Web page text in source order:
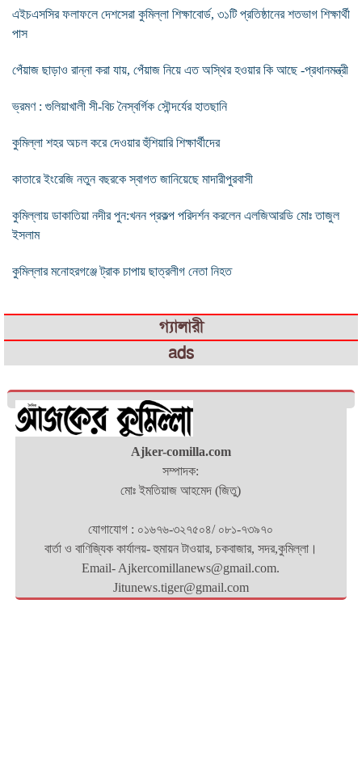
এইচএসসির ফলাফলে দেশসেরা কুমিল্লা শিক্ষাবোর্ড, ৩১টি প্রতিষ্ঠানের শতভাগ শিক্ষার্থী
পাস
পেঁয়াজ ছাড়াও রান্না করা যায়, পেঁয়াজ নিয়ে এত অস্থির হওয়ার কি আছে -প্রধানমন্ত্রী
ভ্রমণ : গুলিয়াখালী সী-বিচ নৈস্বর্গিক সৌন্দর্যের হাতছানি
কুমিল্লা শহর অচল করে দেওয়ার হুঁশিয়ারি শিক্ষার্থীদের
কাতারে ইংরেজি নতুন বছরকে স্বাগত জানিয়েছে মাদারীপুরবাসী
কুমিল্লায় ডাকাতিয়া নদীর পুন:খনন প্রকল্প পরিদর্শন করলেন এলজিআরডি মোঃ তাজুল
ইসলাম
কুমিল্লার মনোহরগঞ্জে ট্রাক চাপায় ছাত্রলীগ নেতা নিহত
গ্যালারী
ads
Ajker-comilla.com
সম্পাদক:
মোঃ ইমতিয়াজ আহমেদ (জিতু)
যোগাযোগ : ০১৬৭৬-৩২৭৫০৪/ ০৮১-৭৩৯৭০
বার্তা ও বাণিজ্যিক কার্যালয়- হুমায়ন টাওয়ার, চকবাজার, সদর,কুমিল্লা।
Email- Ajkercomillanews@gmail.com.
Jitunews.tiger@gmail.com